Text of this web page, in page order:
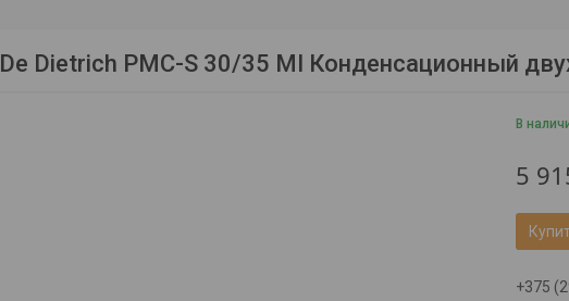
De Dietrich PMC-S 30/35 MI Конденсационный
В
5
+375